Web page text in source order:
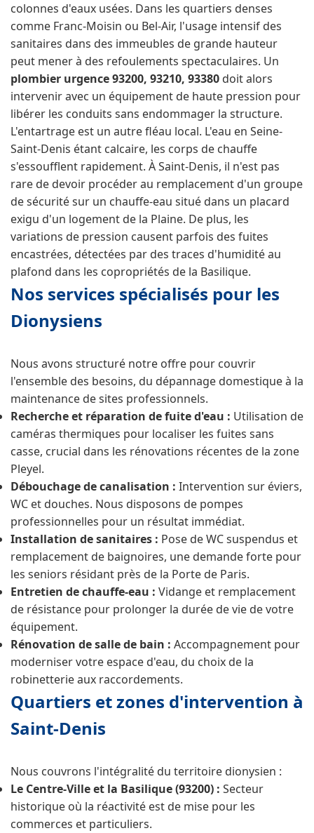
colonnes d'eaux usées. Dans les quartiers denses
comme Franc-Moisin ou Bel-Air, l'usage intensif des
sanitaires dans des immeubles de grande hauteur
peut mener à des refoulements spectaculaires. Un
plombier urgence 93200, 93210, 93380 doit alors
intervenir avec un équipement de haute pression pour
libérer les conduits sans endommager la structure.
L'entartrage est un autre fléau local. L'eau en Seine-
Saint-Denis étant calcaire, les corps de chauffe
s'essoufflent rapidement. À Saint-Denis, il n'est pas
rare de devoir procéder au remplacement d'un groupe
de sécurité sur un chauffe-eau situé dans un placard
exigu d'un logement de la Plaine. De plus, les
variations de pression causent parfois des fuites
encastrées, détectées par des traces d'humidité au
plafond dans les copropriétés de la Basilique.
Nos services spécialisés pour les
Dionysiens
Nous avons structuré notre offre pour couvrir
l'ensemble des besoins, du dépannage domestique à la
maintenance de sites professionnels.
Recherche et réparation de fuite d'eau : Utilisation de
caméras thermiques pour localiser les fuites sans
casse, crucial dans les rénovations récentes de la zone
Pleyel.
Débouchage de canalisation : Intervention sur éviers,
WC et douches. Nous disposons de pompes
professionnelles pour un résultat immédiat.
Installation de sanitaires : Pose de WC suspendus et
remplacement de baignoires, une demande forte pour
les seniors résidant près de la Porte de Paris.
Entretien de chauffe-eau : Vidange et remplacement
de résistance pour prolonger la durée de vie de votre
équipement.
Rénovation de salle de bain : Accompagnement pour
moderniser votre espace d'eau, du choix de la
robinetterie aux raccordements.
Quartiers et zones d'intervention à
Saint-Denis
Nous couvrons l'intégralité du territoire dionysien :
Le Centre-Ville et la Basilique (93200) : Secteur
historique où la réactivité est de mise pour les
commerces et particuliers.